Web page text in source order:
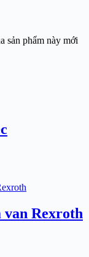
sản phẩm này mới
van Rexroth